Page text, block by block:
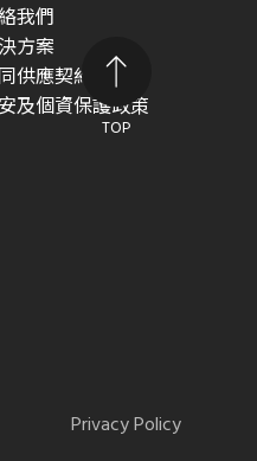
TOP
我們
方案
供應契約專區
及個資保護政策
Privacy Policy